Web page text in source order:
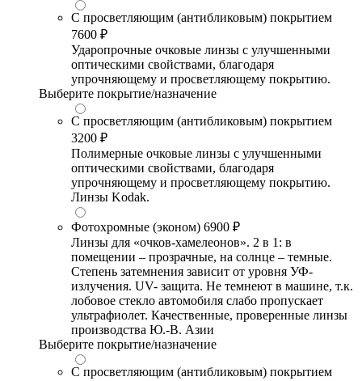
С просветляющим (антибликовым) покрытием
7600 ₽
Ударопрочные очковые линзы с улучшенными
оптическими свойствами, благодаря
упрочняющему и просветляющему покрытию.
Выберите покрытие/назначение
С просветляющим (антибликовым) покрытием
3200 ₽
Полимерные очковые линзы с улучшенными
оптическими свойствами, благодаря
упрочняющему и просветляющему покрытию.
Линзы Kodak.
Фотохромные (эконом) 6900 ₽
Линзы для «очков-хамелеонов». 2 в 1: в
помещении – прозрачные, на солнце – темные.
Степень затемнения зависит от уровня УФ-
излучения. UV- защита. Не темнеют в машине, т.к.
лобовое стекло автомобиля слабо пропускает
ультрафиолет. Качественные, проверенные линзы
производства Ю.-В. Азии
Выберите покрытие/назначение
С просветляющим (антибликовым) покрытием